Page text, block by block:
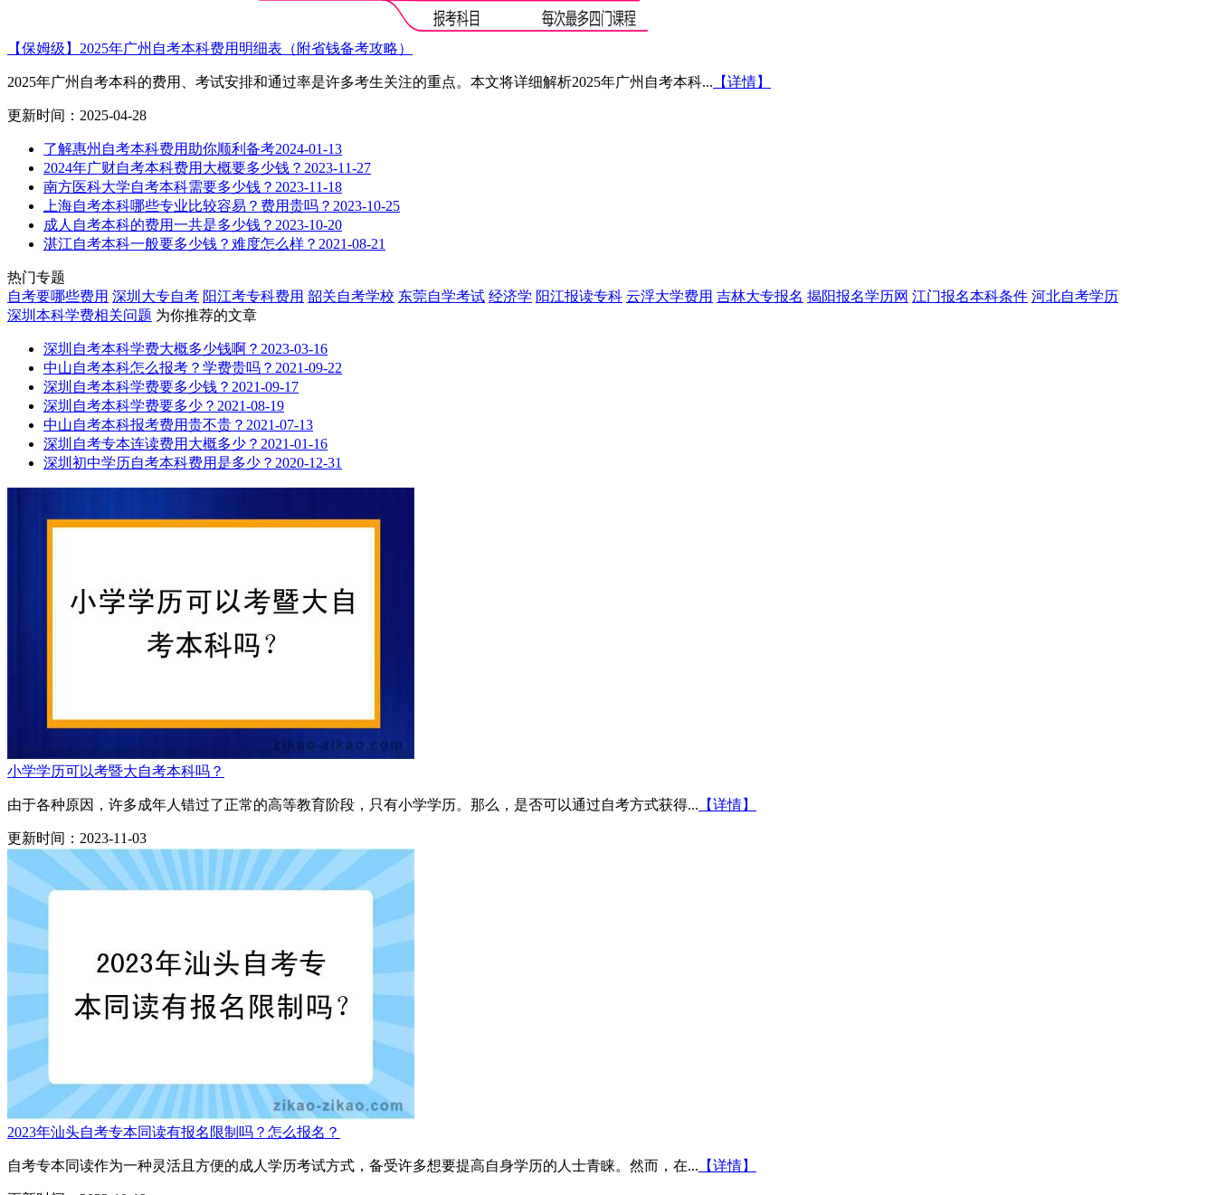
【保姆级】2025年广州自考本科费用明细表（附省钱备考攻略）
2025年广州自考本科的费用、考试安排和通过率是许多考生关注的重点。本文将详细解析2025年广州自考本科... 【详情】
更新时间：2025-04-28
了解惠州自考本科费用助你顺利备考2024-01-13
2024年广财自考本科费用大概要多少钱？ 2023-11-27
南方医科大学自考本科需要多少钱？ 2023-11-18
上海自考本科哪些专业比较容易？费用贵吗？ 2023-10-25
成人自考本科的费用一共是多少钱？ 2023-10-20
湛江自考本科一般要多少钱？难度怎么样？ 2021-08-21
热门专题
自考要哪些费用 深圳大专自考 阳江考专科费用 韶关自考学校 东莞自学考试 经济学 阳江报读专科 云浮大学费用 吉林大专报名 揭阳报名学历网 江门报名本科条件 河北自考学历
深圳本科学费相关问题 为你推荐的文章
深圳自考本科学费大概多少钱啊？ 2023-03-16
中山自考本科怎么报考？学费贵吗？ 2021-09-22
深圳自考本科学费要多少钱？ 2021-09-17
深圳自考本科学费要多少？ 2021-08-19
中山自考本科报考费用贵不贵？ 2021-07-13
深圳自考专本连读费用大概多少？ 2021-01-16
深圳初中学历自考本科费用是多少？ 2020-12-31
小学学历可以考暨大自考本科吗？
由于各种原因，许多成年人错过了正常的高等教育阶段，只有小学学历。那么，是否可以通过自考方式获得... 【详情】
更新时间：2023-11-03
2023年汕头自考专本同读有报名限制吗？怎么报名？
自考专本同读作为一种灵活且方便的成人学历考试方式，备受许多想要提高自身学历的人士青睐。然而，在... 【详情】